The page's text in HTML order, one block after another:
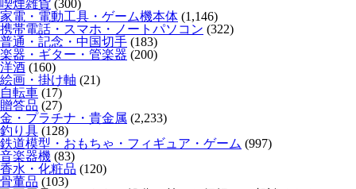
喫煙雑貨 (300)
家電・電動工具・ゲーム機本体 (1,146)
携帯電話・スマホ・ノートパソコン (322)
普通・記念・中国切手 (183)
楽器・ギター・管楽器 (200)
洋酒 (160)
絵画・掛け軸 (21)
自転車 (17)
贈答品 (27)
金・プラチナ・貴金属 (2,233)
釣り具 (128)
鉄道模型・おもちゃ・フィギュア・ゲーム (997)
音楽器機 (83)
香水・化粧品 (120)
骨董品 (103)